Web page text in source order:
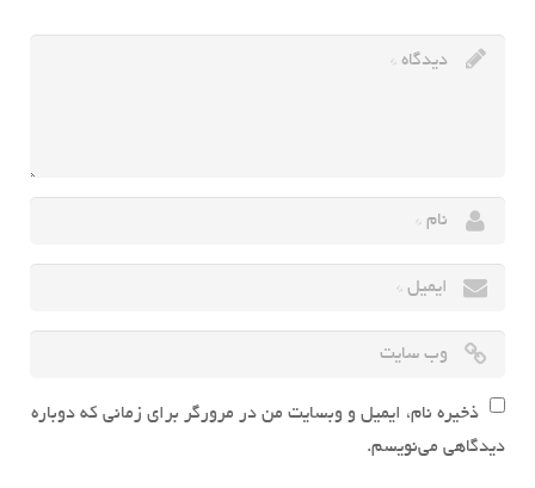
ذخیره نام، ایمیل و وبسایت من در مرورگر برای زمانی که دوباره
دیدگاهی می‌نویسم.